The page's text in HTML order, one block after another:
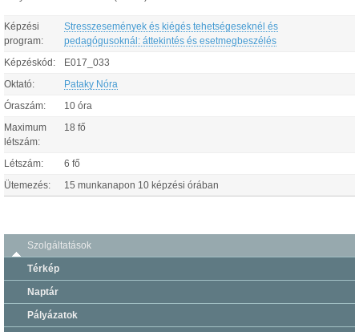
Képzési
program:
Stresszesemények és kiégés tehetségeseknél és
pedagógusoknál: áttekintés és esetmegbeszélés
Képzéskód: E017_033
Oktató: Pataky Nóra
Óraszám: 10 óra
Maximum
létszám:
18 fő
Létszám: 6 fő
Ütemezés: 15 munkanapon 10 képzési órában
Szolgáltatások
Térkép
Naptár
Pályázatok